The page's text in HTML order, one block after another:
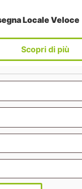
Locale Veloce
Scopri di più